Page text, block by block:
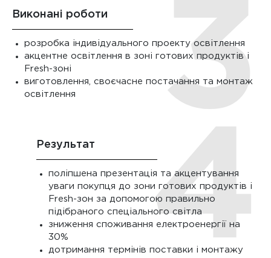
Виконані роботи
розробка індивідуального проекту освітлення
акцентне освітлення в зоні готових продуктів і
Fresh-зоні
виготовлення, своєчасне постачання та монтаж
освітлення
Результат
поліпшена презентація та акцентування
уваги покупця до зони готових продуктів і
Fresh-зон за допомогою правильно
підібраного спеціального світла
зниження споживання електроенергії на
30%
дотримання термінів поставки і монтажу